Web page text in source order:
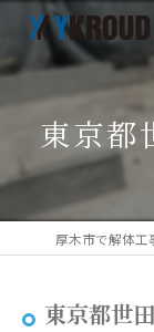
東京都
東京都世